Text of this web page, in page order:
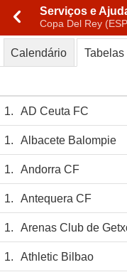
Serviços e
Copa Del Rey
Calendário
1. AD Ceuta FC
1. Albacete Balompie
1. Andorra CF
1. Antequera CF
1. Arenas Club de
1. Athletic Bilbao